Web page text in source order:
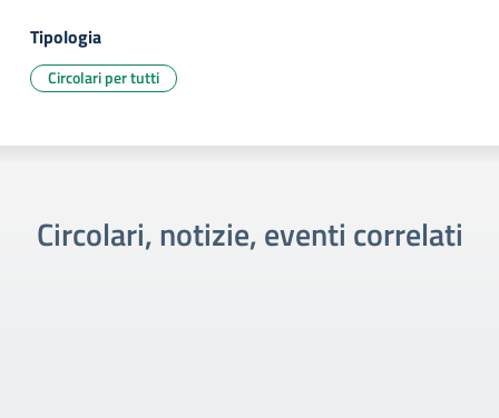
Tipologia
Circolari per tutti
Circolari, notizie, eventi correlati